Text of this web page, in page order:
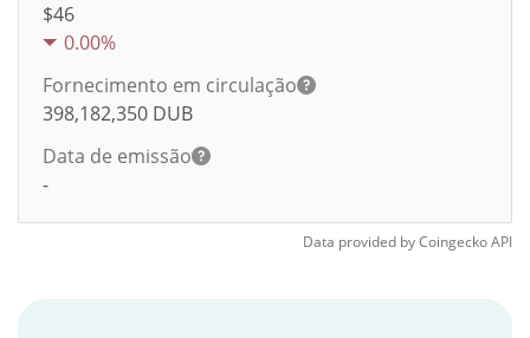
$46
0.00%
Fornecimento em circulação
398,182,350 DUB
Data de emissão
-
Data provided byCoingeckoAPI